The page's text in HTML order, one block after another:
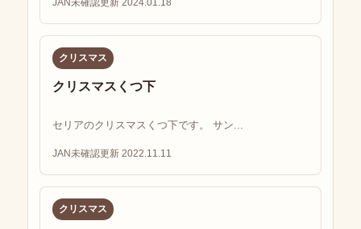
クリスマス
クリスマスくつ下
セリアのクリスマスくつ下です。 サン...
JAN未確認更新 2022.11.11
クリスマス